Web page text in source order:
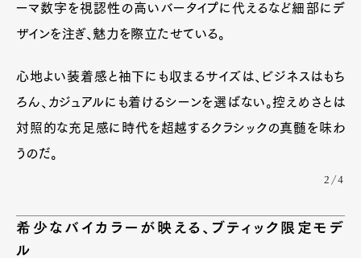
ーマ数字を視認性の高いバータイプに代えるなど細部にデ
ザインを注ぎ、魅力を際立たせている。
心地よい装着感と袖下にも収まるサイズは、ビジネスはもち
ろん、カジュアルにも着けるシーンを選ばない。控えめさとは
対照的な充足感に時代を超越するクラシックの真髄を味わ
うのだ。
2/4
希少なバイカラーが映える、ブティック限定モデ
ル